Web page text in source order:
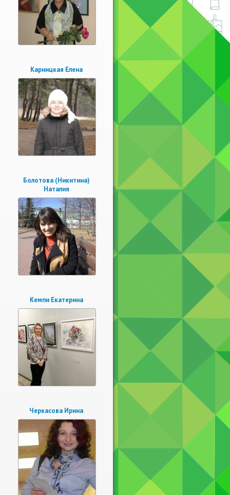
Карницкая Елена
Болотова (Никитина)
Наталия
Кемпи Екатерина
Черкасова Ирина